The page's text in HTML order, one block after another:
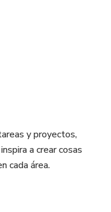
y proyectos,
a crear cosas
cada área.